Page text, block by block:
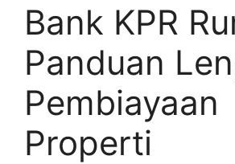
Bank KPR
Panduan
Pembiayaan
Properti